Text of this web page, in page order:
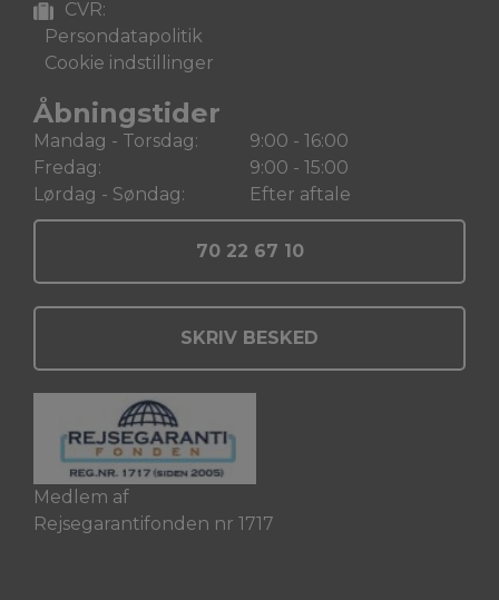
CVR:
Persondatapolitik
Cookie indstillinger
Åbningstider
Mandag - Torsdag:
Fredag:
Lørdag - Søndag:
9:00 - 16:00
9:00 - 15:00
Efter aftale
70 22 67 10
SKRIV BESKED
Medlem af
Rejsegarantifonden nr 1717